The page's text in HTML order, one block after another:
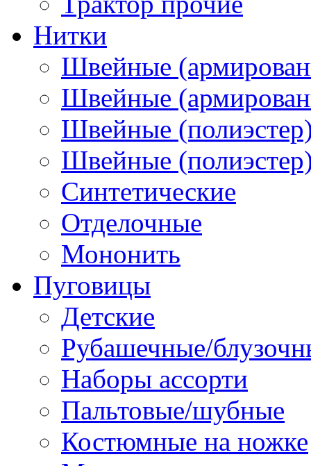
Нитки
Швейные
Швейные
Швейные
Швейные
Синтетические
Отделочные
Мононить
Пуговицы
Детские
Рубашечные/
Наборы ассорти
Пальтовые/шубные
Костюмные на ножке